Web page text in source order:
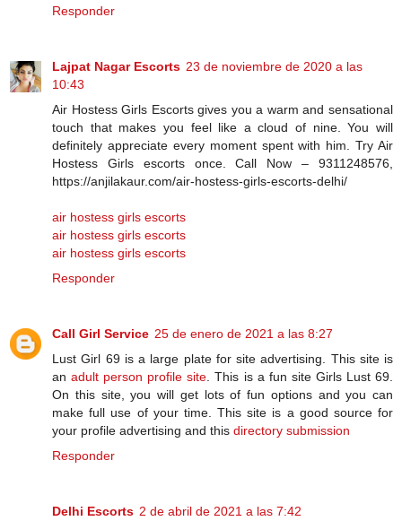
Responder
Lajpat Nagar Escorts 23 de noviembre de 2020 a las
10:43
Air Hostess Girls Escorts gives you a warm and sensational
touch that makes you feel like a cloud of nine. You will
definitely appreciate every moment spent with him. Try Air
Hostess Girls escorts once. Call Now – 9311248576,
https://anjilakaur.com/air-hostess-girls-escorts-delhi/
air hostess girls escorts
air hostess girls escorts
air hostess girls escorts
Responder
Call Girl Service 25 de enero de 2021 a las 8:27
Lust Girl 69 is a large plate for site advertising. This site is
anadult person profile site . This is a fun site Girls Lust 69.
On this site, you will get lots of fun options and you can
make full use of your time. This site is a good source for
your profile advertising and this directory submission
Responder
Delhi Escorts 2 de abril de 2021 a las 7:42